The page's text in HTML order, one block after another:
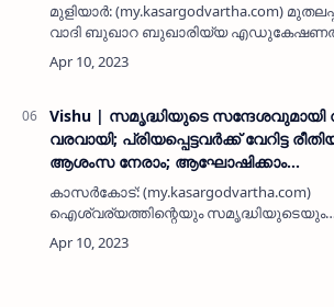
മുളിയാര്‍: (my.kasargodvartha.com)
വാദി ബുഖാറ ബുഖാരിയ്യ
സെന്ററിന് കീഴിലെ ബുഖാരിയ്യ തഹ്ഫീളുല്‍
ഖുര്‍ആന്‍ കോളജില്‍ നിന്നും ഖുര്‍ആന്‍
Vishu | സമൃദ്ധിയുടെ സന്ദേശവുമായി
വരവായി; പ്രിയപ്പെട്ടവർക്ക് വേറിട്ട
ആശംസ നേരാം; ആഘോഷിക്കാം
കാസർകോട് വാർത്തയ്‌ക്കൊപ്പം
കാസര്‍കോട്: (my.kasargodvartha.com)
ഐശ്വര്യത്തിന്റെയും സമൃദ്ധിയുടെയും
സന്ദേശവുമായി വിഷു വരവായി.
ആഘോഷപൂർവം കൊണ്ടാടുന്ന ഈ